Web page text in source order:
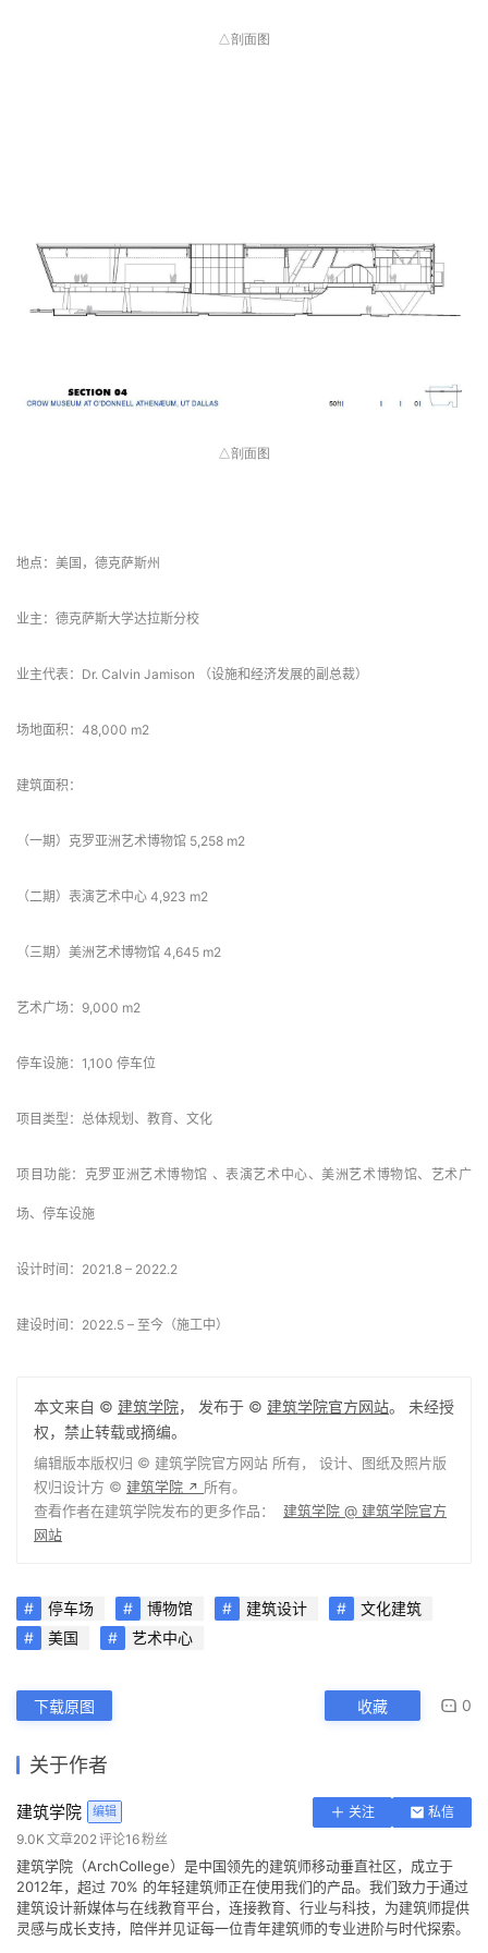
△剖面图
△剖面图
地点：美国，德克萨斯州
业主：德克萨斯大学达拉斯分校
业主代表：Dr. Calvin Jamison （设施和经济发展的副总裁）
场地面积：48,000 m2
建筑面积：
（一期）克罗亚洲艺术博物馆 5,258 m2
（二期）表演艺术中心 4,923 m2
（三期）美洲艺术博物馆 4,645 m2
艺术广场：9,000 m2
停车设施：1,100 停车位
项目类型：总体规划、教育、文化
项目功能：克罗亚洲艺术博物馆 、表演艺术中心、美洲艺术博物馆、艺术广
场、停车设施
设计时间：2021.8 – 2022.2
建设时间：2022.5 – 至今（施工中）
本文来自 © 建筑学院， 发布于 © 建筑学院官方网站。 未经授
权，禁止转载或摘编。
编辑版本版权归 © 建筑学院官方网站 所有， 设计、图纸及照片版
权归设计方 © 建筑学院 ↗ 所有。
查看作者在建筑学院发布的更多作品： 建筑学院 @ 建筑学院官方
网站
停车场 博物馆 建筑设计
文化建筑
美国
艺术中心
下载原图 收藏 0
关于作者
建筑学院 编辑 关注
私信
9.0K 文章202评论16粉丝
建筑学院（ArchCollege）是中国领先的建筑师移动垂直社区，成立于
2012年，超过 70% 的年轻建筑师正在使用我们的产品。我们致力于通过
建筑设计新媒体与在线教育平台，连接教育、行业与科技，为建筑师提供
灵感与成长支持，陪伴并见证每一位青年建筑师的专业进阶与时代探索。